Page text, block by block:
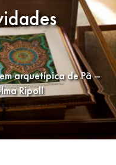
arquetípica de Pã –
Ripoll